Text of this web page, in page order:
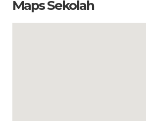
Maps Sekolah